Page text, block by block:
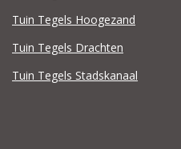
Tuin Tegels Hoogezand
Tuin Tegels Drachten
Tuin Tegels Stadskanaal